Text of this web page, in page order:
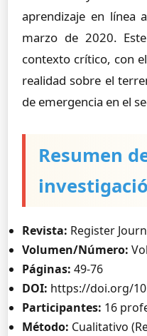
aprendizaje en línea
marzo de 2020.
contexto crítico, con
realidad sobre el
de emergencia en el
Resumen
Revista: Register
Volumen/Número:
Páginas: 49-76
DOI: https://doi.org/
Participantes: 16
Método: Cualitativo